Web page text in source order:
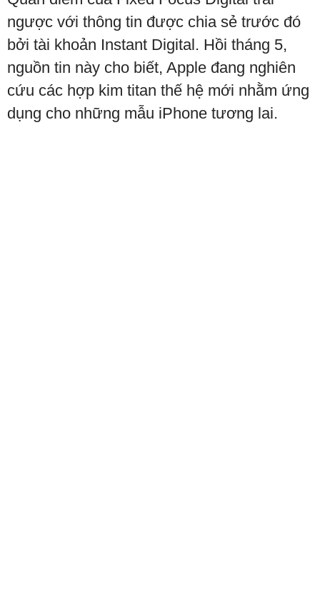
ngược với thông tin được chia sẻ trước đó
bởi tài khoản Instant Digital. Hồi tháng 5,
nguồn tin này cho biết, Apple đang nghiên
cứu các hợp kim titan thế hệ mới nhằm ứng
dụng cho những mẫu iPhone tương lai.